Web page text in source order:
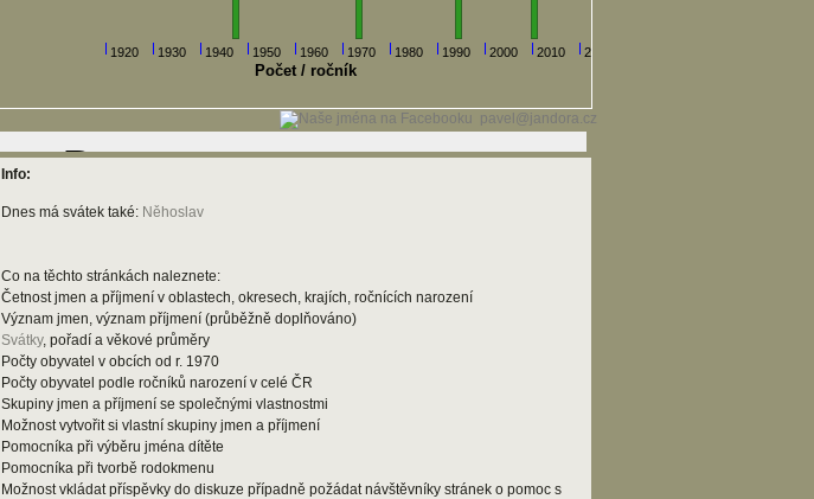
1920 1930 1940 1950 1960 1970 1980 1990 2000 2010 2020
Počet / ročník
pavel@jandora.cz
Info:
Dnes má svátek také: Něhoslav
Co na těchto stránkách naleznete:
Četnost jmen a příjmení v oblastech, okresech, krajích, ročnících narození
Význam jmen, význam příjmení (průběžně doplňováno)
Svátky, pořadí a věkové průměry
Počty obyvatel v obcích od r. 1970
Počty obyvatel podle ročníků narození v celé ČR
Skupiny jmen a příjmení se společnými vlastnostmi
Možnost vytvořit si vlastní skupiny jmen a příjmení
Pomocníka při výběru jména dítěte
Pomocníka při tvorbě rodokmenu
Možnost vkládat příspěvky do diskuze případně požádat návštěvníky stránek o pomoc s